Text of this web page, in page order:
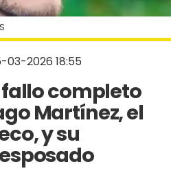
03-2026 18:55
fallo completo
Martínez, el
y su